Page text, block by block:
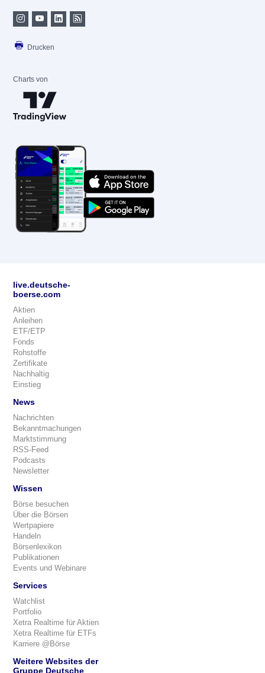
Drucken
Charts von
live.deutsche-
boerse.com
Aktien
Anleihen
ETF/ETP
Fonds
Rohstoffe
Zertifikate
Nachhaltig
Einstieg
News
Nachrichten
Bekanntmachungen
Marktstimmung
RSS-Feed
Podcasts
Newsletter
Wissen
Börse besuchen
Über die Börsen
Wertpapiere
Handeln
Börsenlexikon
Publikationen
Events und Webinare
Services
Watchlist
Portfolio
Xetra Realtime für Aktien
Xetra Realtime für ETFs
Karriere @Börse
Weitere Websites der
Gruppe Deutsche